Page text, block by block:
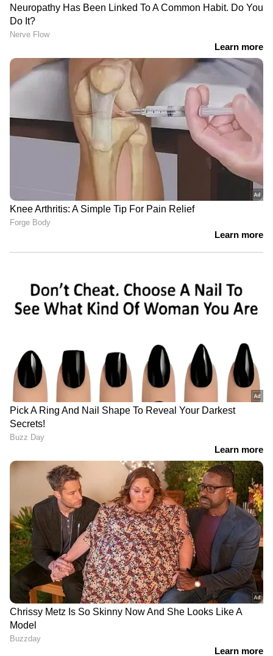
കടിയേറ്റു
അറസ്റ്റിൽ
9 At Nine Malayalam News |
വാർത്തകൾ വിശദമായി | 06 August
'ഏരിയ കമ്മിറ്റി ഓഫീസ്
നിർമ്മാണത്തിൽ അവതരിപ്പിച്ച
കണക്കിൽ മാസങ്ങൾക്കുശേഷം
ലക്ഷങ്ങൾ കൂടിയതെങ്ങനെ?'